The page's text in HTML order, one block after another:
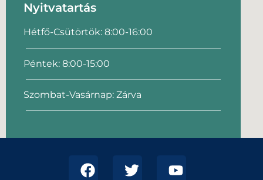
Nyitvatartás
Hétfő-Csütörtök: 8:00-16:00
Péntek: 8:00-15:00
Szombat-Vasárnap: Zárva